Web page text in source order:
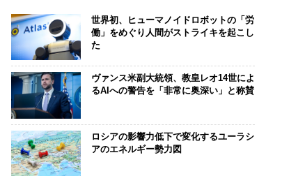
世界初、ヒューマノイドロボットの「労
働」をめぐり人間がストライキを起こし
た
ヴァンス米副大統領、教皇レオ14世によ
るAIへの警告を「非常に奥深い」と称賛
ロシアの影響力低下で変化するユーラシ
アのエネルギー勢力図